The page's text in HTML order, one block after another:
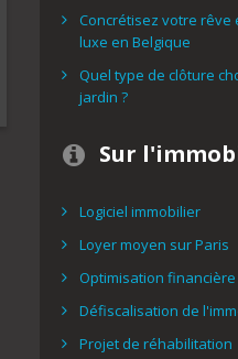
Concrétisez votre
luxe en Belgique
Quel type de clôture
jardin ?
Sur
Logiciel immobilier
Loyer moyen sur Paris
Optimisation financière
Défiscalisation de
Projet de réhabilitation